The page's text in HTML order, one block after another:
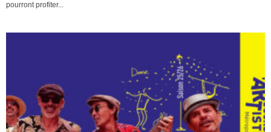
pourront profiter...